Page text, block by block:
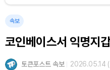
속보
코인베이스서 익명지
토큰포스트 속보 2026.05.14 (